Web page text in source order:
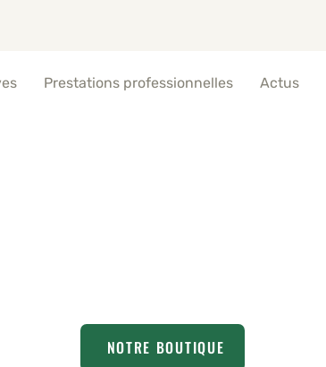
Prestations professionnelles Actus
NOTRE BOUTIQUE